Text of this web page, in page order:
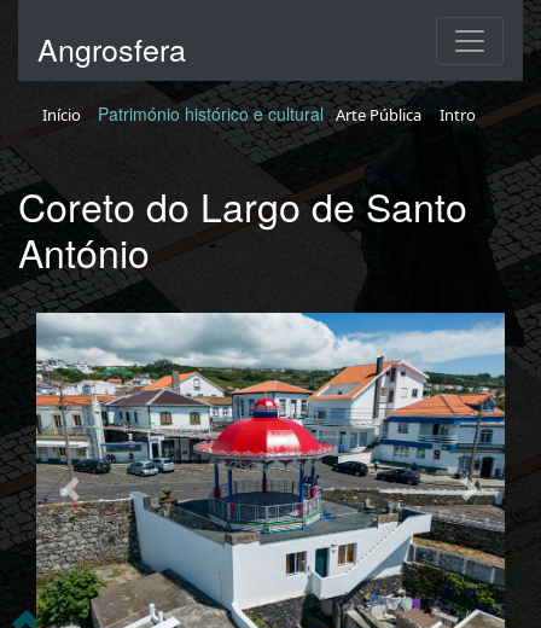
Angrosfera
Início Património histórico e cultural Arte Pública Intro
Coreto do Largo de Santo
António
Previous